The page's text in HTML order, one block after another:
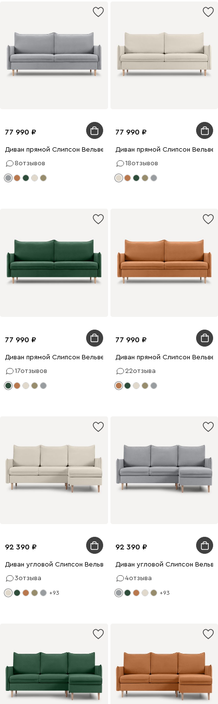
77 990
Диван прямой Слипсон Вельвет Светло-серый
8отзывов
77 990
Диван прямой Слипсон
18отзывов
77 990
Диван прямой Слипсон Вельвет Зеленый
17отзывов
77 990
Диван прямой Слипсон
22отзыва
92 390
Диван угловой Слипсон Вельвет Молочный
3отзыва
+93
92 390
Диван угловой Слипсон
4отзыва
+93